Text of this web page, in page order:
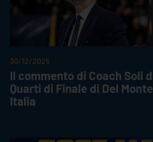
30/12/2025
Il commento di Coach Soli
Quarti di Finale di Del
Italia